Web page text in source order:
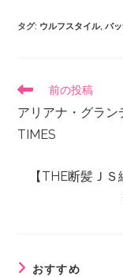
タグ: ウルフスタイル, バ
前の投稿
アリアナ・グラ
TIMES
【THE断髪Ｊ
おすすめ